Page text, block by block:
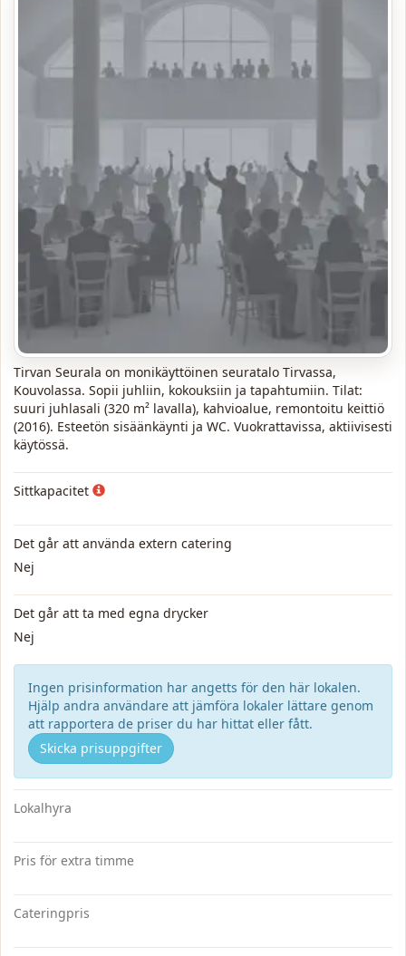
Tirvan Seurala on monikäyttöinen seuratalo Tirvassa,
Kouvolassa. Sopii juhliin, kokouksiin ja tapahtumiin. Tilat:
suuri juhlasali (320 m² lavalla), kahvioalue, remontoitu keittiö
(2016). Esteetön sisäänkäynti ja WC. Vuokrattavissa, aktiivisesti
käytössä.
Sittkapacitet
Det går att använda extern catering
Nej
Det går att ta med egna drycker
Nej
Ingen prisinformation har angetts för den här lokalen.
Hjälp andra användare att jämföra lokaler lättare genom
att rapportera de priser du har hittat eller fått.
Skicka prisuppgifter
Lokalhyra
Pris för extra timme
Cateringpris